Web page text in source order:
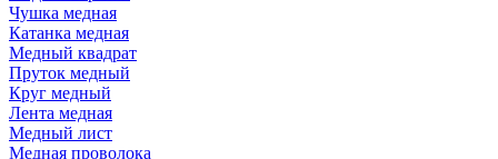
Чушка медная
Катанка медная
Медный квадрат
Пруток медный
Круг медный
Лента медная
Медный лист
Медная проволока